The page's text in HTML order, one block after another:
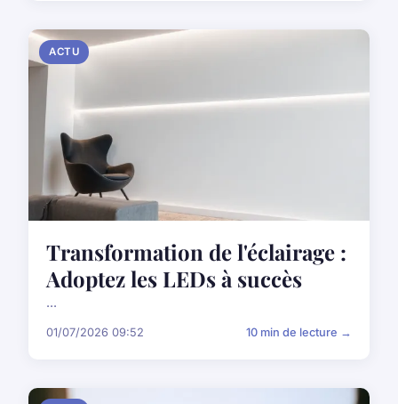
ACTU
Transformation de l'éclairage :
Adoptez les LEDs à succès
...
01/07/2026 09:52 10 min de lecture →